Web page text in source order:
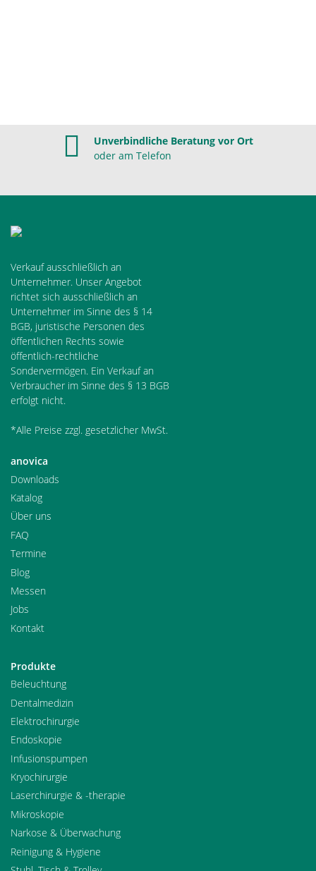
Unverbindliche Beratung vor Ort
oder am Telefon
Verkauf ausschließlich an
Unternehmer. Unser Angebot
richtet sich ausschließlich an
Unternehmer im Sinne des § 14
BGB, juristische Personen des
öffentlichen Rechts sowie
öffentlich-rechtliche
Sondervermögen. Ein Verkauf an
Verbraucher im Sinne des § 13 BGB
erfolgt nicht.
*Alle Preise zzgl. gesetzlicher MwSt.
anovica
Downloads
Katalog
Über uns
FAQ
Termine
Blog
Messen
Jobs
Kontakt
Produkte
Beleuchtung
Dentalmedizin
Elektrochirurgie
Endoskopie
Infusionspumpen
Kryochirurgie
Laserchirurgie & -therapie
Mikroskopie
Narkose & Überwachung
Reinigung & Hygiene